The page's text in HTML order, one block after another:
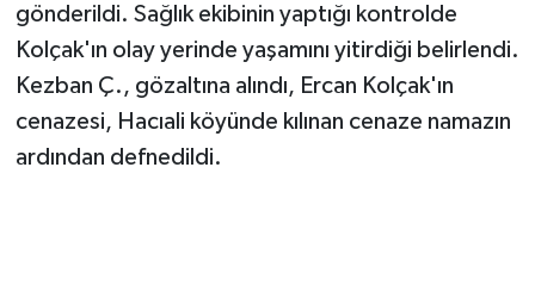
gönderildi. Sağlık ekibinin yaptığı kontrolde
Kolçak'ın olay yerinde yaşamını yitirdiği belirlendi.
Kezban Ç., gözaltına alındı, Ercan Kolçak'ın
cenazesi, Hacıali köyünde kılınan cenaze namazın
ardından defnedildi.